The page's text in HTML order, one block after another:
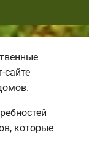
которые